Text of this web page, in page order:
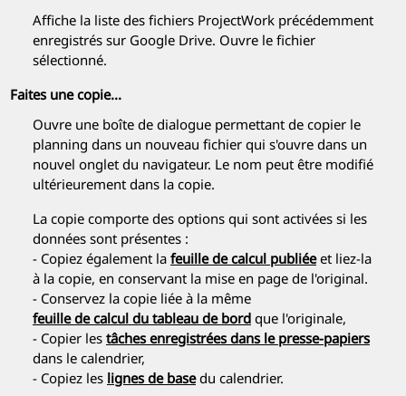
Affiche la liste des fichiers ProjectWork précédemment
enregistrés sur Google Drive. Ouvre le fichier
sélectionné.
Faites une copie...
Ouvre une boîte de dialogue permettant de copier le
planning dans un nouveau fichier qui s'ouvre dans un
nouvel onglet du navigateur. Le nom peut être modifié
ultérieurement dans la copie.
La copie comporte des options qui sont activées si les
données sont présentes :
- Copiez également la feuille de calcul publiéeet liez-la
à la copie, en conservant la mise en page de l'original.
- Conservez la copie liée à la même
feuille de calcul du tableau de bord que l'originale,
- Copier les tâches enregistrées dans le presse-papiers
dans le calendrier,
- Copiez les lignes de basedu calendrier.